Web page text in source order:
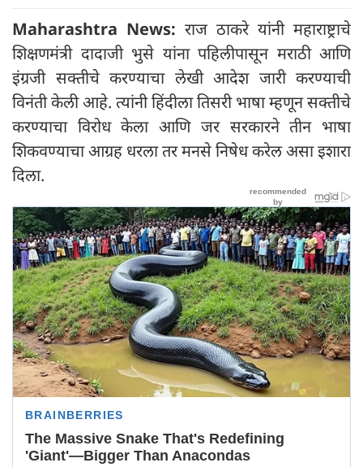
Maharashtra News: राज ठाकरे यांनी महाराष्ट्राचे
शिक्षणमंत्री दादाजी भुसे यांना पहिलीपासून मराठी आणि
इंग्रजी सक्तीचे करण्याचा लेखी आदेश जारी करण्याची
विनंती केली आहे. त्यांनी हिंदीला तिसरी भाषा म्हणून सक्तीचे
करण्याचा विरोध केला आणि जर सरकारने तीन भाषा
शिकवण्याचा आग्रह धरला तर मनसे निषेध करेल असा इशारा
दिला.